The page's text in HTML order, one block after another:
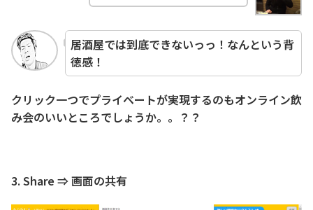
居酒屋では到底できないっっ！なんという背
徳感！
クリック一つでプライベートが実現するのもオンライン飲
み会のいいところでしょうか。。？？
3. Share ⇒ 画面の共有